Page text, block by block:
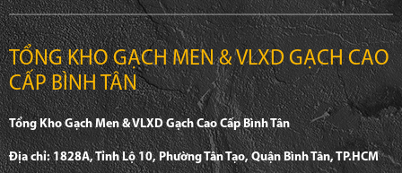
TỔNG KHO GẠCH MEN & VLXD GẠCH CAO
CẤP BÌNH TÂN
Tổng Kho Gạch Men & VLXD Gạch Cao Cấp Bình Tân
Địa chỉ: 1828A, Tỉnh Lộ 10, Phường Tân Tạo, Quận Bình Tân, TP.HCM